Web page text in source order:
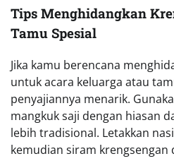
Tips Menghidangkan
Tamu Spesial
Jika kamu berencana
untuk acara keluarga atau
penyajiannya menarik.
mangkuk saji dengan hiasan
lebih tradisional. Letakkan
kemudian siram krengsengan